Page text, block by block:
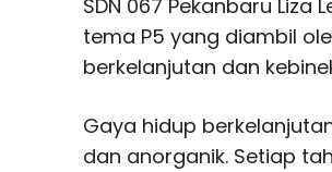
SDN 067 Pekanbaru
tema P5 yang diambil
berkelanjutan dan
Gaya hidup
dan anorganik. Setiap